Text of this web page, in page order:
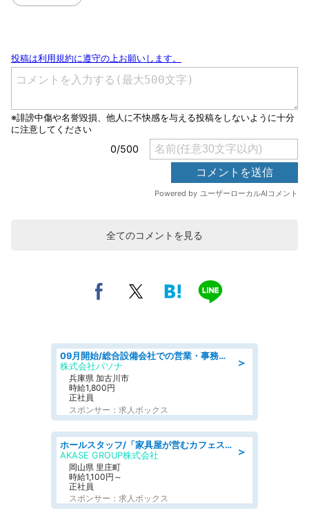
全てのコメントを見る
＞
09月開始/総合設備会社での営業・事務のお仕事/車通勤可/賞与あり/営業/営業事務
株式会社パソナ
兵庫県 加古川市
時給1,800円
正社員
スポンサー：求人ボックス
＞
ホールスタッフ/「家具屋が営むカフェスタッフ!」週2日～OK!嬉しいまかない付き/岡山県/浅口郡里庄町
AKASE GROUP株式会社
岡山県 里庄町
時給1,100円～
正社員
スポンサー：求人ボックス